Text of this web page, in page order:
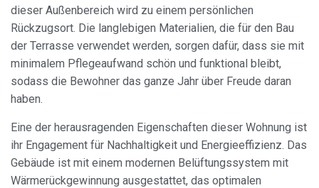
dieser Außenbereich wird zu einem persönlichen
Rückzugsort. Die langlebigen Materialien, die für den Bau
der Terrasse verwendet werden, sorgen dafür, dass sie mit
minimalem Pflegeaufwand schön und funktional bleibt,
sodass die Bewohner das ganze Jahr über Freude daran
haben.
Eine der herausragenden Eigenschaften dieser Wohnung ist
ihr Engagement für Nachhaltigkeit und Energieeffizienz. Das
Gebäude ist mit einem modernen Belüftungssystem mit
Wärmerückgewinnung ausgestattet, das optimalen
Analytik und Anpassung
Sie ermöglichen die Beobachtung und Analyse des
Verhaltens der Nutzer dieser Website. Die durch diese Art
von Cookies gesammelten Informationen werden
verwendet, um die Aktivität des Webs zu messen, um
der Analyse der Nutzungsdaten der Benutzer des Dienstes
Präferenzinformationen des Benutzers zu speichern, um
die Qualität unserer Dienstleistungen zu verbessern und
durch empfohlene Produkte ein besseres Erlebnis zu
bieten.